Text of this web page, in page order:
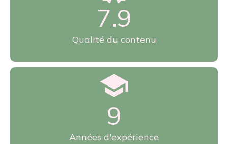
9.2
Qualité du contenu
11
Années d'expérience